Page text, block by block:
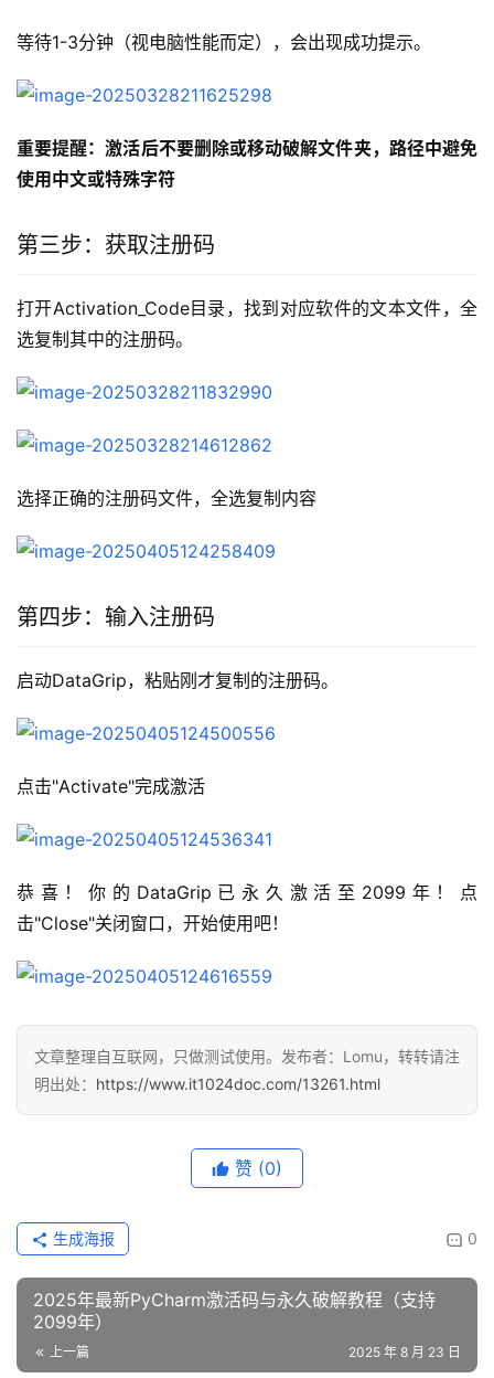
等待1-3分钟（视电脑性能而定），会出现成功提示。
重要提醒：激活后不要删除或移动破解文件夹，路径中避免
使用中文或特殊字符
第三步：获取注册码
打开Activation_Code目录，找到对应软件的文本文件，全
选复制其中的注册码。
选择正确的注册码文件，全选复制内容
第四步：输入注册码
启动DataGrip，粘贴刚才复制的注册码。
点击"Activate"完成激活
恭喜！你的DataGrip已永久激活至2099年！点
击"Close"关闭窗口，开始使用吧！
文章整理自互联网，只做测试使用。发布者：Lomu，转转请注
明出处： https://www.it1024doc.com/13261.html
赞 (0)
0
生成海报
2025年最新PyCharm激活码与永久破解教程（支持
2099年）
上一篇 2025 年 8 月 23 日